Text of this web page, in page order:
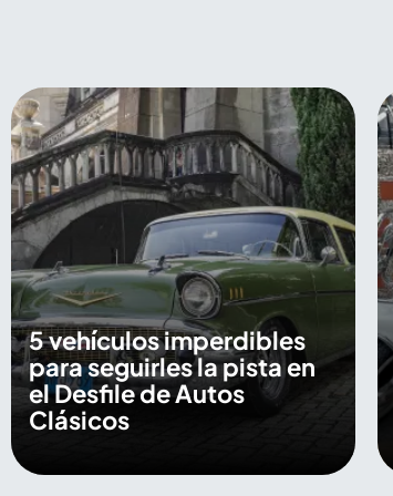
5 vehículos imperdibles
para seguirles la pista en
el Desfile de Autos
Clásicos